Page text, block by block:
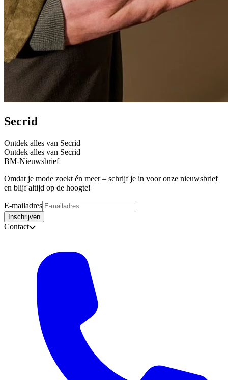
Secrid
Ontdek alles van Secrid
Ontdek alles van Secrid
BM-Nieuwsbrief
Omdat je mode zoekt én meer – schrijf je in voor onze nieuwsbrief
en blijf altijd op de hoogte!
E-mailadres
Inschrijven
Contact